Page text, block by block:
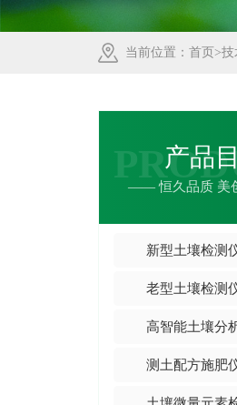
当前位置： 首页 >技
产品
—— 恒久品质
新型土壤检测
老型土壤检测
高智能土壤分
测土配方施肥